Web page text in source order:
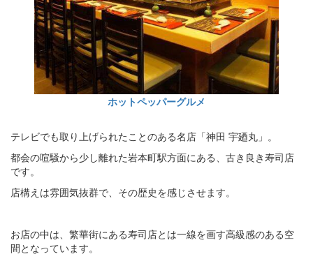
ホットペッパーグルメ
テレビでも取り上げられたことのある名店「神田 宇廼丸」。
都会の喧騒から少し離れた岩本町駅方面にある、古き良き寿司店
です。
店構えは雰囲気抜群で、その歴史を感じさせます。
お店の中は、繁華街にある寿司店とは一線を画す高級感のある空
間となっています。